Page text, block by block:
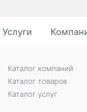
Услуги
Каталог компаний
Каталог товаров
Каталог услуг